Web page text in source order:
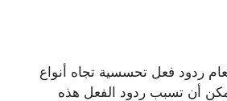
ردود فعل تحسسية تجاه أنواع
أن تسبب ردود الفعل هذه